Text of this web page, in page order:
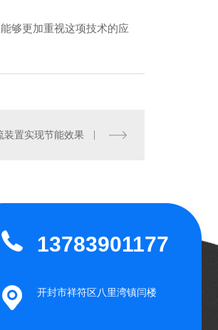
够更加重视这项技术的应
装置实现节能效果
13783901177
开封市祥符区八里湾镇闫楼